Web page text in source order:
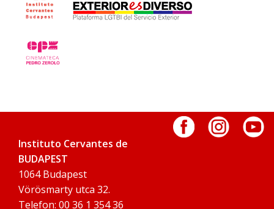
Instituto Cervantes de
BUDAPEST
1064 Budapest
Vörösmarty utca 32.
Telefon: 00 36 1 354 36